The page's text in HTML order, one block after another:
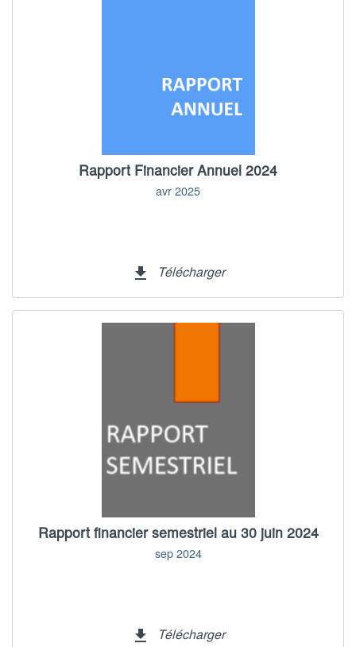
Rapport Financier Annuel 2024
avr 2025
file_download Télécharger
Rapport financier semestriel au 30 juin 2024
sep 2024
file_download Télécharger